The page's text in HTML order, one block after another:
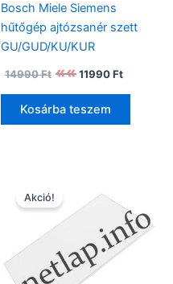
Bosch Miele Siemens
hűtőgép ajtózsanér szett
GU/GUD/KU/KUR
14990Ft
Original
price
was:
14990 Ft.
11990Ft
price
is:
Kosárba teszem
Akció!